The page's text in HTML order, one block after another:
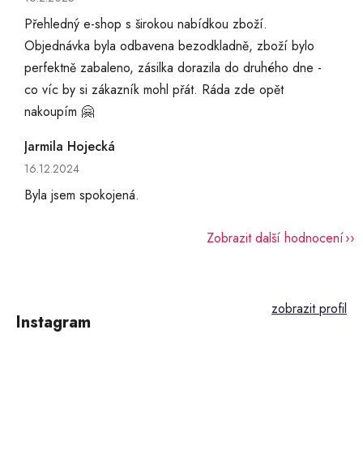
Přehledný e-shop s širokou nabídkou zboží.
Objednávka byla odbavena bezodkladně, zboží bylo
perfektně zabaleno, zásilka dorazila do druhého dne -
co víc by si zákazník mohl přát. Ráda zde opět
nakoupím 🤗
Jarmila Hojecká
Hodnocení obchodu je 5 z 5 hvězdiček.
16.12.2024
Byla jsem spokojená.
Zobrazit další hodnocení
Instagram